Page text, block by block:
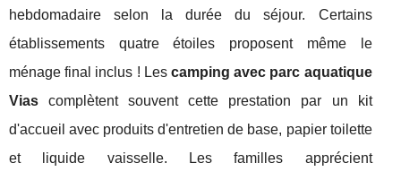
hebdomadaire selon la durée du séjour. Certains
établissements quatre étoiles proposent même le
ménage final inclus ! Les camping avec parc aquatique
Vias complètent souvent cette prestation par un kit
d'accueil avec produits d'entretien de base, papier toilette
et liquide vaisselle. Les familles apprécient